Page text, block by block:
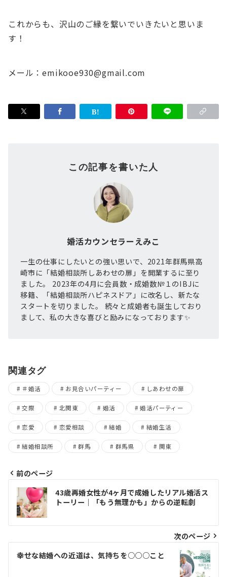
これからも、沢山のご縁を繋いでいきたいと思いま
す！
メール：emikooe930@gmail.com
この記事を書いた人
婚活カウンセラーえみこ
一生の仕事にしたいとの強い思いで、2021年群馬県高
崎市に「結婚相談所しあわせの扉」を開業するに至り
ました。 2023年の4月に会員数・成婚数№１のIBJに
移籍、「結婚相談所ハピネスドア」に改名し、新たな
スタートを切りました。 続々と成婚者も誕生しており
まして、私の大きな喜びと励みになっております✨
関連タグ
＃婚活 お見合いパーティー しあわせの扉
交際 北関東 婚活 婚活パーティー
恋愛 恋愛相談 結婚 結婚生活
結婚相談所 群馬 群馬県 関東
投
稿
ナ
ビ
ゲ
前のページ
43歳再婚女性が4ヶ月で成婚したリアル婚活ス
トーリー｜「もう無理かも」からの逆転劇
次のページ
幸せな結婚への近道は、気持ちを○○○こと